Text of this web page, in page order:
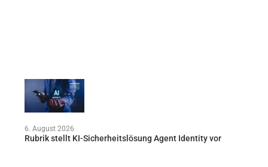
6. August 2026
Rubrik stellt KI-Sicherheitslösung Agent Identity vor